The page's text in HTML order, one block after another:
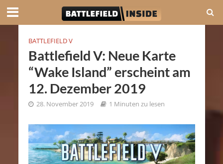
BATTLEFIELD V
Battlefield V: Neue Karte
“Wake Island” erscheint am
12. Dezember 2019
28. November 2019 1 Minuten zu lesen